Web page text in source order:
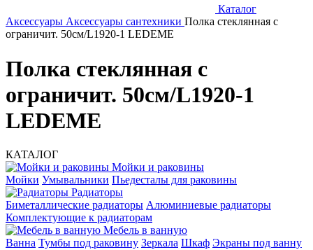
Каталог
Аксессуары Аксессуары сантехники Полка стеклянная с
ограничит. 50см/L1920-1 LEDEME
Полка стеклянная с
ограничит. 50см/L1920-1
LEDEME
КАТАЛОГ
Мойки и раковины
Мойки Умывальники Пьедесталы для раковины
Радиаторы
Биметаллические радиаторы Алюминиевые радиаторы
Комплектующие к радиаторам
Мебель в ванную
Ванна Тумбы под раковину Зеркала Шкаф Экраны под ванну